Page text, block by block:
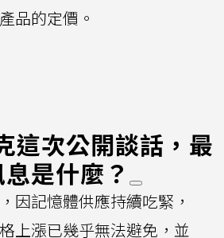
品的定價。
這次公開談話，最
是什麼？
因記憶體供應持續吃緊，
上漲已幾乎無法避免，並